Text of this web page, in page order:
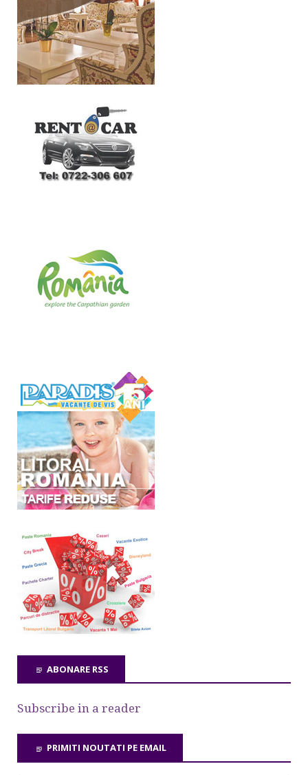
ABONARE RSS
Subscribe in a reader
PRIMITI NOUTATI PE EMAIL